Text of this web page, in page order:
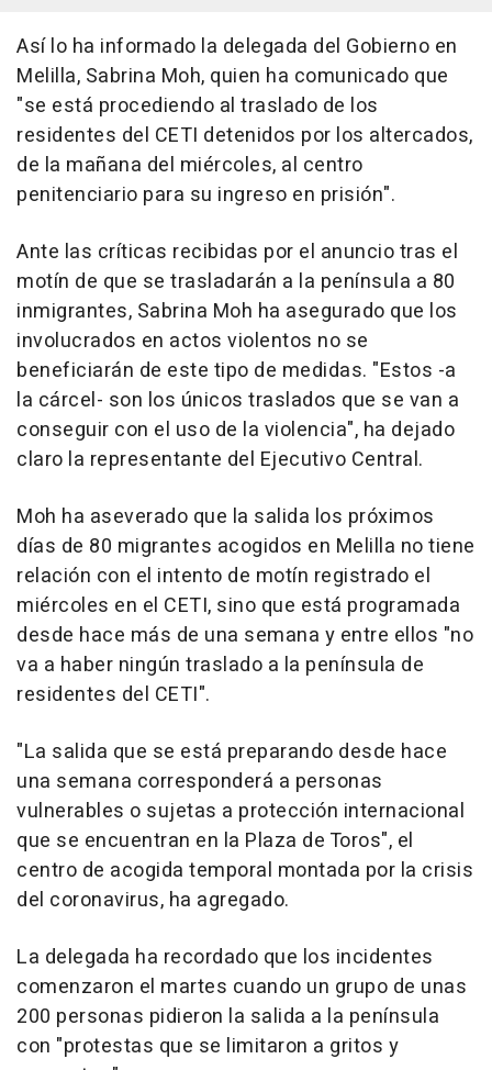
Así lo ha informado la delegada del Gobierno en
Melilla, Sabrina Moh, quien ha comunicado que
"se está procediendo al traslado de los
residentes del CETI detenidos por los altercados,
de la mañana del miércoles, al centro
penitenciario para su ingreso en prisión".
Ante las críticas recibidas por el anuncio tras el
motín de que se trasladarán a la península a 80
inmigrantes, Sabrina Moh ha asegurado que los
involucrados en actos violentos no se
beneficiarán de este tipo de medidas. "Estos -a
la cárcel- son los únicos traslados que se van a
conseguir con el uso de la violencia", ha dejado
claro la representante del Ejecutivo Central.
Moh ha aseverado que la salida los próximos
días de 80 migrantes acogidos en Melilla no tiene
relación con el intento de motín registrado el
miércoles en el CETI, sino que está programada
desde hace más de una semana y entre ellos "no
va a haber ningún traslado a la península de
residentes del CETI".
"La salida que se está preparando desde hace
una semana corresponderá a personas
vulnerables o sujetas a protección internacional
que se encuentran en la Plaza de Toros", el
centro de acogida temporal montada por la crisis
del coronavirus, ha agregado.
La delegada ha recordado que los incidentes
comenzaron el martes cuando un grupo de unas
200 personas pidieron la salida a la península
con "protestas que se limitaron a gritos y